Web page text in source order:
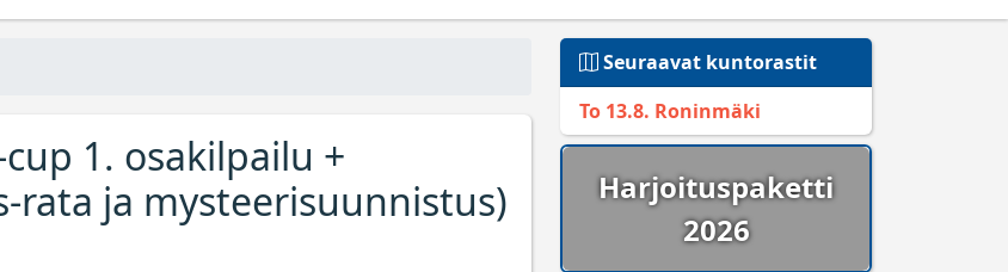
1. osakilpailu +
rata ja mysteerisuunnistus)
Seuraavat kuntorastit
To 13.8. Roninmäki
Harjoituspaketti
2026